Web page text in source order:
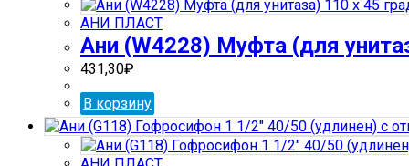
АНИ ПЛАСТ
Ани (W4228) Муфта (для
431,30₽
В корзину